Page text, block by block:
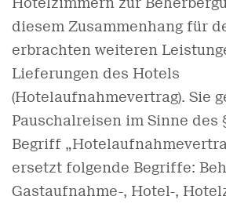
diesem Zusammenhang für
erbrachten weiteren
Lieferungen des Hotels
(Hotelaufnahmevertrag). Sie
Pauschalreisen im Sinne des
Begriff
ersetzt folgende Begriffe:
Gastaufnahme-, Hotel-,